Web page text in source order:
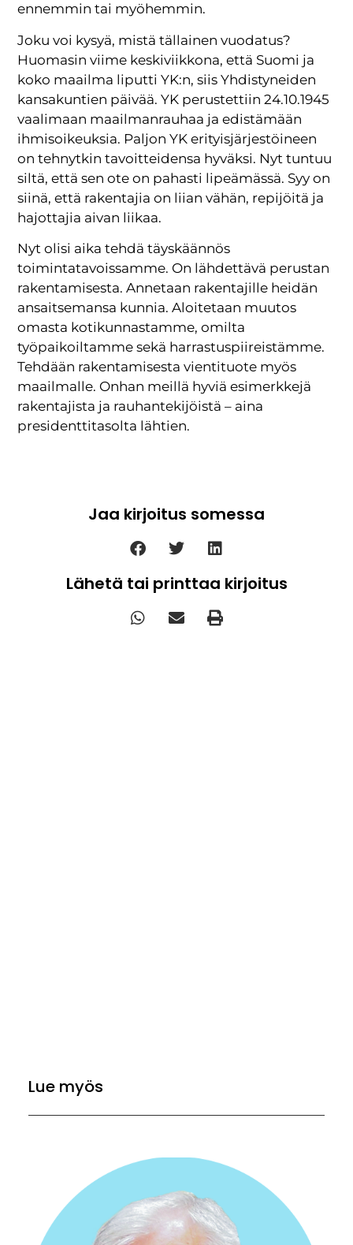
ennemmin tai myöhemmin.
Joku voi kysyä, mistä tällainen vuodatus?
Huomasin viime keskiviikkona, että Suomi ja
koko maailma liputti YK:n, siis Yhdistyneiden
kansakuntien päivää. YK perustettiin 24.10.1945
vaalimaan maailmanrauhaa ja edistämään
ihmisoikeuksia. Paljon YK erityisjärjestöineen
on tehnytkin tavoitteidensa hyväksi. Nyt tuntuu
siltä, että sen ote on pahasti lipeämässä. Syy on
siinä, että rakentajia on liian vähän, repijöitä ja
hajottajia aivan liikaa.
Nyt olisi aika tehdä täyskäännös
toimintatavoissamme. On lähdettävä perustan
rakentamisesta. Annetaan rakentajille heidän
ansaitsemansa kunnia. Aloitetaan muutos
omasta kotikunnastamme, omilta
työpaikoiltamme sekä harrastuspiireistämme.
Tehdään rakentamisesta vientituote myös
maailmalle. Onhan meillä hyviä esimerkkejä
rakentajista ja rauhantekijöistä – aina
presidenttitasolta lähtien.
Jaa kirjoitus somessa
Lähetä tai printtaa kirjoitus
Lue myös